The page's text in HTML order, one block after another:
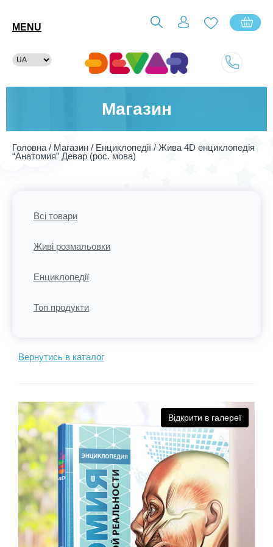
MENU
Магазин
Головна / Магазин / Енциклопедії / Жива 4D енциклопедія
“Анатомия” Девар (рос. мова)
Всі товари
Живі розмальовки
Енциклопедії
Топ продукти
Вернутись в каталог
Відкрити в галереї